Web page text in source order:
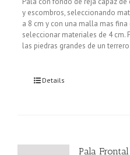
y escombros, seleccionando
a 8 cm y con una malla mas
seleccionar materiales de 4 cm.
las piedras grandes de un
Details
Pala Frontal